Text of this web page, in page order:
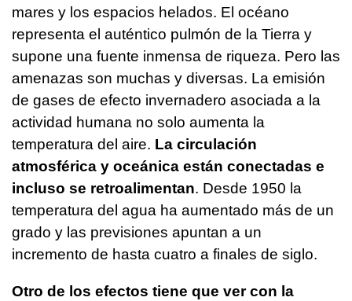
mares y los espacios helados. El océano
representa el auténtico pulmón de la Tierra y
supone una fuente inmensa de riqueza. Pero las
amenazas son muchas y diversas. La emisión
de gases de efecto invernadero asociada a la
actividad humana no solo aumenta la
temperatura del aire. La circulación
atmosférica y oceánica están conectadas e
incluso se retroalimentan. Desde 1950 la
temperatura del agua ha aumentado más de un
grado y las previsiones apuntan a un
incremento de hasta cuatro a finales de siglo.
Otro de los efectos tiene que ver con la